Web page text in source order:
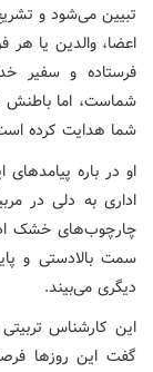
تبیین می‌شود و
اعضا، والدین یا هر
فرستاده و سفیر
شماست، اما
شما هدایت کرده
او در باره
اداری به دلی در
چارچوب‌های خشک
سمت بالادستی و
دیگری می‌بیند.
این کارشناس
گفت این روزها